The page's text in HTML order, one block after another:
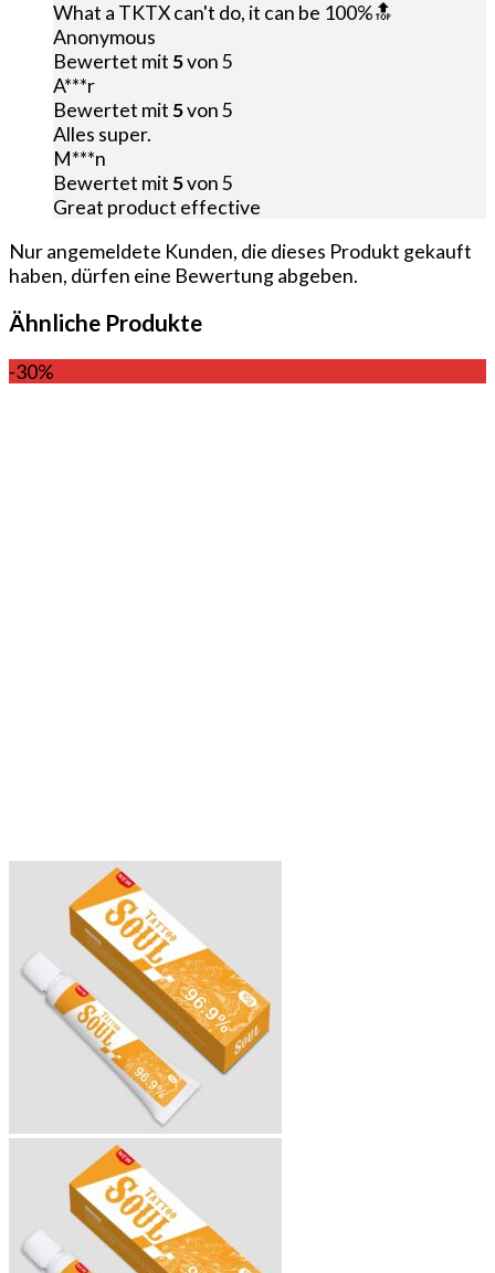
What a TKTX can't do, it can be 100%🔝
Anonymous
Bewertet mit5von 5
A***r
Bewertet mit5von 5
Alles super.
M***n
Bewertet mit5von 5
Great product effective
Nur angemeldete Kunden, die dieses Produkt gekauft
haben, dürfen eine Bewertung abgeben.
Ähnliche Produkte
-30%